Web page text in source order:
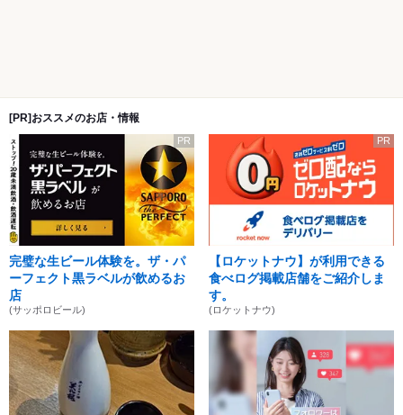
[PR]おススメのお店・情報
PR
完璧な生ビール体験を。ザ・パ
ーフェクト黒ラベルが飲めるお
店
(サッポロビール)
PR
【ロケットナウ】が利用できる
食べログ掲載店舗をご紹介しま
す。
(ロケットナウ)